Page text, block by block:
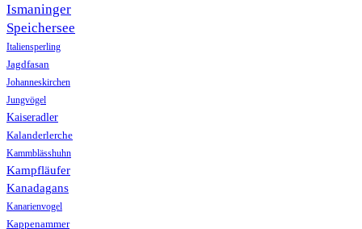
Ismaninger
Speichersee
Italiensperling
Jagdfasan
Johanneskirchen
Jungvögel
Kaiseradler
Kalanderlerche
Kammblässhuhn
Kampfläufer
Kanadagans
Kanarienvogel
Kappenammer